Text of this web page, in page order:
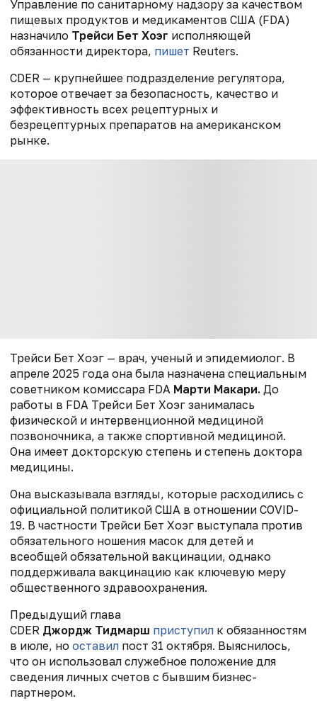
Управление по санитарному надзору за качеством
пищевых продуктов и медикаментов США (FDA)
назначило Трейси Бет Хоэг исполняющей
обязанности директора, пишет Reuters.
CDER — крупнейшее подразделение регулятора,
которое отвечает за безопасность, качество и
эффективность всех рецептурных и
безрецептурных препаратов на американском
рынке.
Трейси Бет Хоэг — врач, ученый и эпидемиолог. В
апреле 2025 года она была назначена специальным
советником комиссара FDA Марти Макари. До
работы в FDA Трейси Бет Хоэг занималась
физической и интервенционной медициной
позвоночника, а также спортивной медициной.
Она имеет докторскую степень и степень доктора
медицины. ​
Она высказывала взгляды, которые расходились с
официальной политикой США в отношении COVID-
19. В частности Трейси Бет Хоэг выступала против
обязательного ношения масок для детей и
всеобщей обязательной вакцинации, однако
поддерживала вакцинацию как ключевую меру
общественного здравоохранения.
Предыдущий глава
CDER Джордж Тидмарш приступил к обязанностям
в июле, но оставил пост 31 октября. Выяснилось,
что он использовал служебное положение для
сведения личных счетов с бывшим бизнес-
партнером.